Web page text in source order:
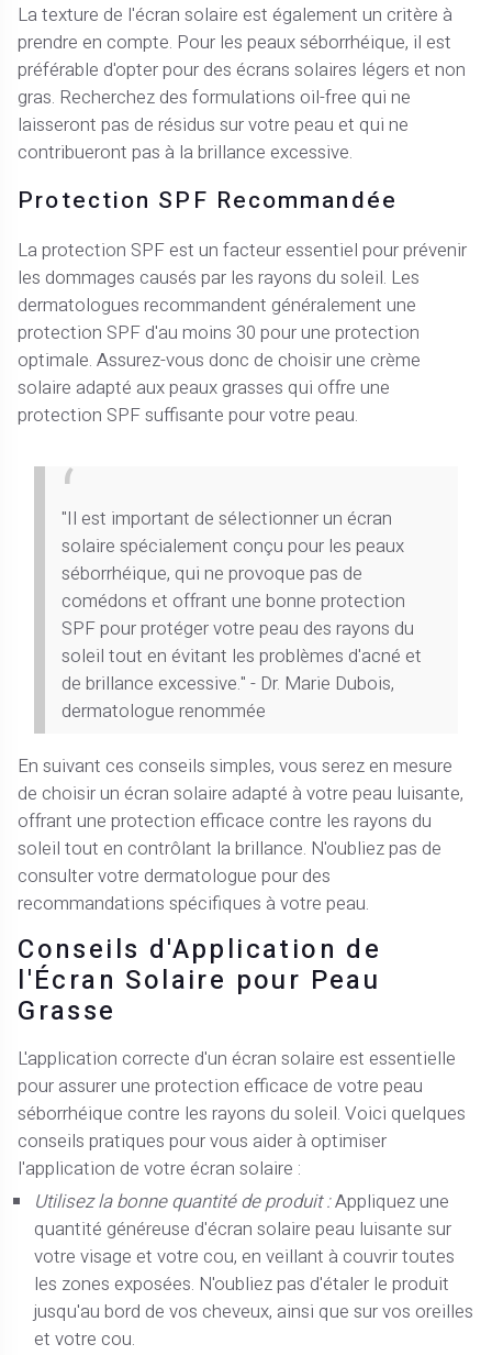
La texture de l'écran solaire est également un critère à
prendre en compte. Pour les peaux séborrhéique, il est
préférable d'opter pour des écrans solaires légers et non
gras. Recherchez des formulations oil-free qui ne
laisseront pas de résidus sur votre peau et qui ne
contribueront pas à la brillance excessive.
Protection SPF Recommandée
La protection SPF est un facteur essentiel pour prévenir
les dommages causés par les rayons du soleil. Les
dermatologues recommandent généralement une
protection SPF d'au moins 30 pour une protection
optimale. Assurez-vous donc de choisir une crème
solaire adapté aux peaux grasses qui offre une
protection SPF suffisante pour votre peau.
"Il est important de sélectionner un écran
solaire spécialement conçu pour les peaux
séborrhéique, qui ne provoque pas de
comédons et offrant une bonne protection
SPF pour protéger votre peau des rayons du
soleil tout en évitant les problèmes d'acné et
de brillance excessive." - Dr. Marie Dubois,
dermatologue renommée
En suivant ces conseils simples, vous serez en mesure
de choisir un écran solaire adapté à votre peau luisante,
offrant une protection efficace contre les rayons du
soleil tout en contrôlant la brillance. N'oubliez pas de
consulter votre dermatologue pour des
recommandations spécifiques à votre peau.
Conseils d'Application de
l'Écran Solaire pour Peau
Grasse
L'application correcte d'un écran solaire est essentielle
pour assurer une protection efficace de votre peau
séborrhéique contre les rayons du soleil. Voici quelques
conseils pratiques pour vous aider à optimiser
l'application de votre écran solaire :
Utilisez la bonne quantité de produit :Appliquez une
quantité généreuse d'écran solaire peau luisante sur
votre visage et votre cou, en veillant à couvrir toutes
les zones exposées. N'oubliez pas d'étaler le produit
jusqu'au bord de vos cheveux, ainsi que sur vos oreilles
et votre cou.